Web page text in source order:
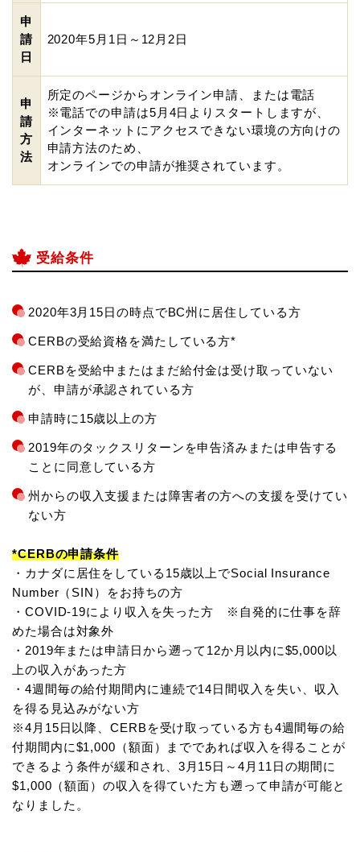
申
請
日
2020年5月1日～12月2日
申
請
方
法
所定のページからオンライン申請、または電話
※電話での申請は5月4日よりスタートしますが、
インターネットにアクセスできない環境の方向けの
申請方法のため、
オンラインでの申請が推奨されています。
受給条件
2020年3月15日の時点でBC州に居住している方
CERBの受給資格を満たしている方*
CERBを受給中またはまだ給付金は受け取っていない
が、申請が承認されている方
申請時に15歳以上の方
2019年のタックスリターンを申告済みまたは申告する
ことに同意している方
州からの収入支援または障害者の方への支援を受けてい
ない方
*CERBの申請条件
・カナダに居住をしている15歳以上でSocial Insurance
Number（SIN）をお持ちの方
・COVID-19により収入を失った方 ※自発的に仕事を辞
めた場合は対象外
・2019年または申請日から遡って12か月以内に$5,000以
上の収入があった方
・4週間毎の給付期間内に連続で14日間収入を失い、収入
を得る見込みがない方
※4月15日以降、CERBを受け取っている方も4週間毎の給
付期間内に$1,000（額面）までであれば収入を得ることが
できるよう条件が緩和され、3月15日～4月11日の期間に
$1,000（額面）の収入を得ていた方も遡って申請が可能と
なりました。